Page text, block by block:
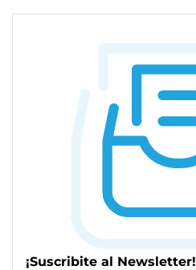
¡Suscribite al Newsletter!